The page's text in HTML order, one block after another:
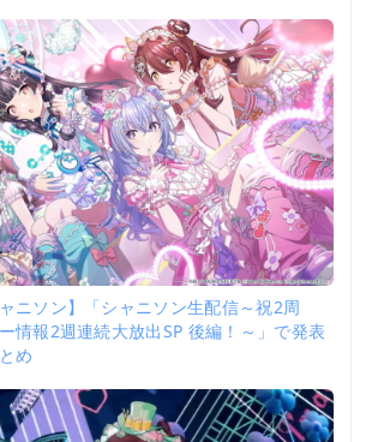
ニソン】「シャニソン生配信～祝2周
情報2週連続大放出SP 後編！～」で発表
め